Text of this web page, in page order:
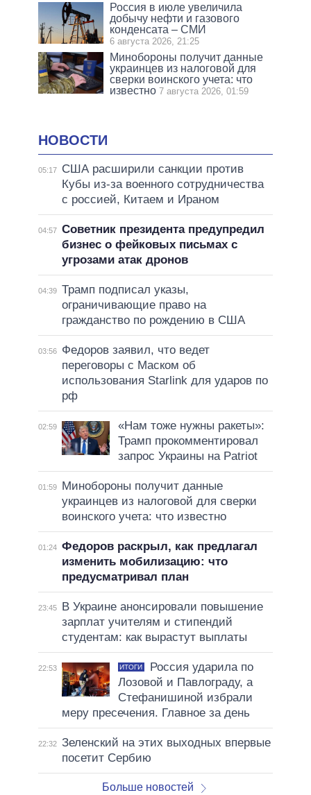
Россия в июле увеличила
добычу нефти и газового
конденсата – СМИ
6 августа 2026, 21:25
Минобороны получит данные
украинцев из налоговой для
сверки воинского учета: что
известно 7 августа 2026, 01:59
НОВОСТИ
05:17
США расширили санкции против
Кубы из-за военного сотрудничества
с россией, Китаем и Ираном
04:57 Советник президента предупредил
бизнес о фейковых письмах с
угрозами атак дронов
04:39 Трамп подписал указы,
ограничивающие право на
гражданство по рождению в США
03:56
Федоров заявил, что ведет
переговоры с Маском об
использования Starlink для ударов по
рф
02:59
«Нам тоже нужны ракеты»:
Трамп прокомментировал
запрос Украины на Patriot
01:59
Минобороны получит данные
украинцев из налоговой для сверки
воинского учета: что известно
01:24 Федоров раскрыл, как предлагал
изменить мобилизацию: что
предусматривал план
23:45
В Украине анонсировали повышение
зарплат учителям и стипендий
студентам: как вырастут выплаты
22:53 ИТОГИ
Россия ударила по
Лозовой и Павлограду, а
Стефанишиной избрали
меру пресечения. Главное за день
22:32 Зеленский на этих выходных впервые
посетит Сербию
Больше новостей